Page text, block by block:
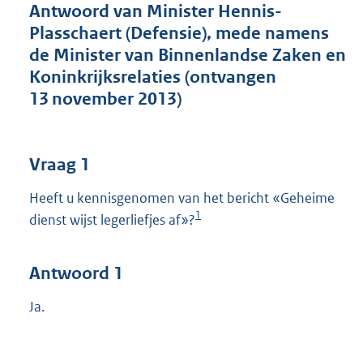
4
5
b
Antwoord van Minister Hennis-
Plasschaert (Defensie), mede namens
de Minister van Binnenlandse Zaken en
Koninkrijksrelaties (ontvangen
13 november 2013)
Vraag 1
Heeft u kennisgenomen van het bericht «Geheime
dienst wijst legerliefjes af»?1
Antwoord 1
Ja.